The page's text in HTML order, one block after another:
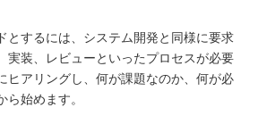
とするには、システム開発と同様に要求
実装、レビューといったプロセスが必要
ヒアリングし、何が課題なのか、何が必
始めます。